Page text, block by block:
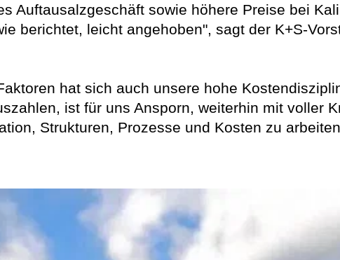
Auftausalzgeschäft sowie höhere Preise bei
berichtet, leicht angehoben", sagt der K+S-
hat sich auch unsere hohe
ist für uns Ansporn, weiterhin mit voller
Strukturen, Prozesse und Kosten zu